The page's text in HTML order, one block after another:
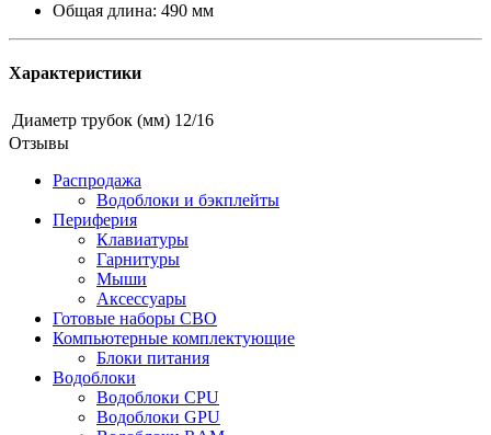
Общая длина: 490 мм
Характеристики
Диаметр трубок (мм) 12/16
Отзывы
Распродажа
Водоблоки и бэкплейты
Периферия
Клавиатуры
Гарнитуры
Мыши
Аксессуары
Готовые наборы СВО
Компьютерные комплектующие
Блоки питания
Водоблоки
Водоблоки CPU
Водоблоки GPU